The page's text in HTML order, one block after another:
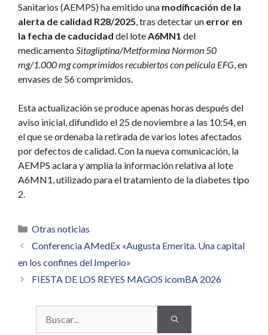
Sanitarios (AEMPS) ha emitido una modificación de la
alerta de calidad R28/2025, tras detectar un error en
la fecha de caducidad del loteA6MN1 del
medicamento Sitagliptina/Metformina Normon 50
mg/1.000 mg comprimidos recubiertos con película EFG, en
envases de 56 comprimidos.
Esta actualización se produce apenas horas después del
aviso inicial, difundido el 25 de noviembre a las 10:54, en
el que se ordenaba la retirada de varios lotes afectados
por defectos de calidad. Con la nueva comunicación, la
AEMPS aclara y amplía la información relativa al lote
A6MN1, utilizado para el tratamiento de la diabetes tipo
2.
Categorías
Otras noticias
Conferencia AMedEx «Augusta Emerita. Una capital
en los confines del Imperio»
FIESTA DE LOS REYES MAGOS icomBA 2026